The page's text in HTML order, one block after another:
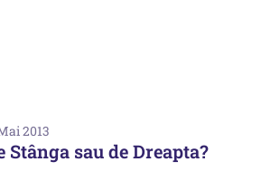
2013
Stânga sau de Dreapta?